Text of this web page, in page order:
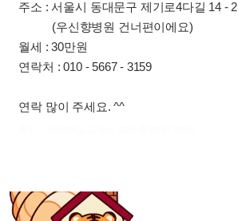
주소 : 서울시 동대문구 제기로4다길 14 - 2
(우신향병원 건너편이에요)
월세 : 30만원
연락처 : 010 - 5667 - 3159
연락 많이 주세요. ^^